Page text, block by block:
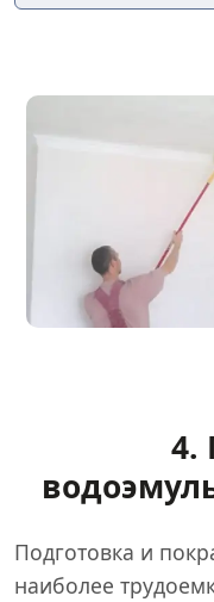
4.
Подготовка и
наиболее